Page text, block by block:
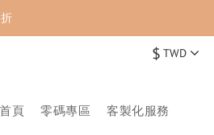
$ TWD
頁 零碼專區 客製化服務